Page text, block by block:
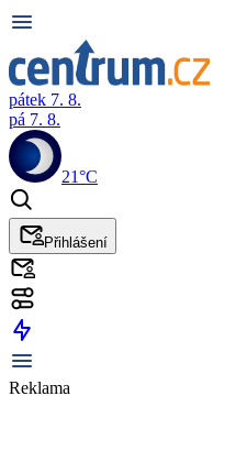
pátek 7. 8.
pá 7. 8.
21°C
Přihlášení
Reklama